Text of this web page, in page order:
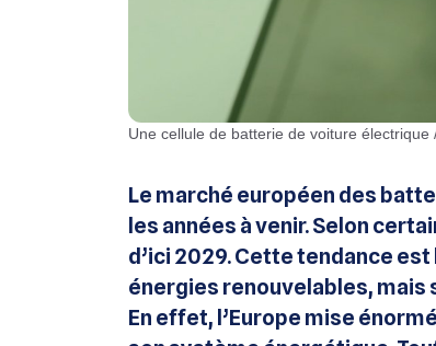
Une cellule de batterie de voiture
Le marché européen des
les années à venir. Selon
d’ici 2029. Cette tendance
énergies renouvelables, mais
En effet, l’Europe mise